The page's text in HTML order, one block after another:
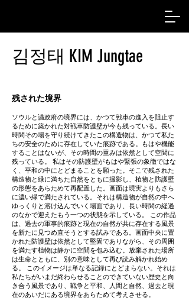
김정태 KIM Jungtae
残された境界
ソウルと議政府の境界には、かつて戦車の進入を阻止す
るために築かれた対戦車防護壁が今も残っている。長い
時間その場を守り続けてきたこの構造物は、かつて私た
ちの安全のために存在していた痕跡である。もはや機能
することはないが、その時間の重みは依然として空間に
残っている。 私はその防護壁がもはや緊張の象徴ではな
く、平和の中にとどまることを願った。そこで残された
構造物と緑に満ちた自然をともに撮影し、植物と防護壁
の形態をあらためて再配置した。画面は現実よりもさら
に濃い緑で満たされている。それは構造物が自然の中へ
ゆっくりと溶け込んでいく場面であり、長い時間の経過
のなかで迎えたもう一つの状態を示している。 この作品
は、過去の軍事的痕跡と現在の自然が共に存在する風景
を新たに見つめ直そうとする試みである。画面中央に置
かれた防護壁は依然として堅固でありながら、その周囲
を満たす植物は静かに空間を包み込む。放棄された場所
は生命とともに、別の意味として再び読み解かれ始め
る。 このイメージは単なる記録にとどまらない。それは
私たちがいまだ終わらせることのできていない歴史と向
き合う風景であり、戦争と平和、人間と自然、過去と現
在のあいだにある境界をあらためて考えさせる。